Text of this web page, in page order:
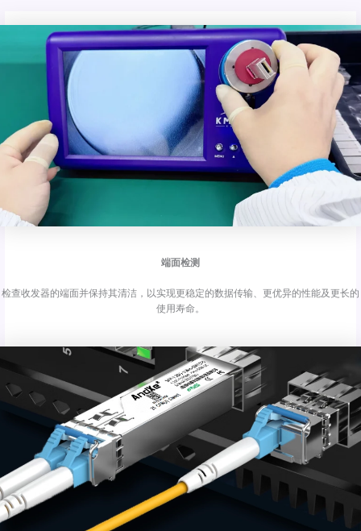
端面检测
检查收发器的端面并保持其清洁，以实现更稳定的数据传输、更优异的性能及更长的
使用寿命。